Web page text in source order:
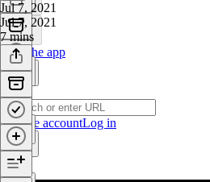
Get the app
Create accountLog in
Jul 7, 2021
Jul 7, 2021
7 mins